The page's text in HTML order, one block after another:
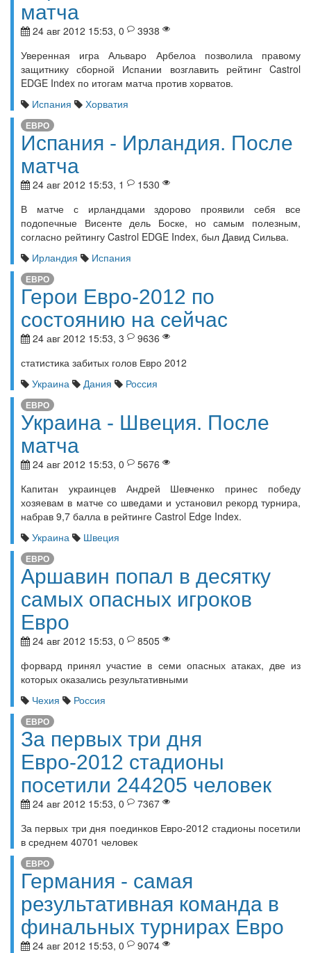
матча
24 авг 2012 15:53, 0
3938
Уверенная игра Альваро Арбелоа позволила правому
защитнику сборной Испании возглавить рейтинг Castrol
EDGE Index по итогам матча против хорватов.
Испания
Хорватия
ЕВРО
Испания - Ирландия. После
матча
24 авг 2012 15:53, 1
1530
В матче с ирландцами здорово проявили себя все
подопечные Висенте дель Боске, но самым полезным,
согласно рейтингу Castrol EDGE Index, был Давид Сильва.
Ирландия
Испания
ЕВРО
Герои Евро-2012 по
состоянию на сейчас
24 авг 2012 15:53, 3
9636
статистика забитых голов Евро 2012
Украина
Дания Россия
ЕВРО
Украина - Швеция. После
матча
24 авг 2012 15:53, 0
5676
Капитан украинцев Андрей Шевченко принес победу
хозяевам в матче со шведами и установил рекорд турнира,
набрав 9,7 балла в рейтинге Castrol Edge Index.
Украина
Швеция
ЕВРО
Аршавин попал в десятку
самых опасных игроков
Евро
24 авг 2012 15:53, 0
8505
форвард принял участие в семи опасных атаках, две из
которых оказались результативными
Чехия
Россия
ЕВРО
За первых три дня
Евро-2012 стадионы
посетили 244205 человек
24 авг 2012 15:53, 0
7367
За первых три дня поединков Евро-2012 стадионы посетили
в среднем 40701 человек
ЕВРО
Германия - самая
результативная команда в
финальных турнирах Евро
24 авг 2012 15:53, 0
9074